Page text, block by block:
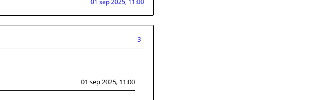
01 sep 2025, 11:00
3
01 sep 2025, 11:00